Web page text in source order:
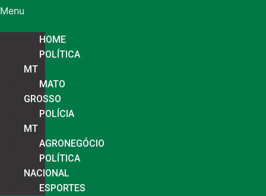
Menu
HOME
POLÍTICA
MT
MATO
GROSSO
POLÍCIA
MT
AGRONEGÓCIO
POLÍTICA
NACIONAL
ESPORTES